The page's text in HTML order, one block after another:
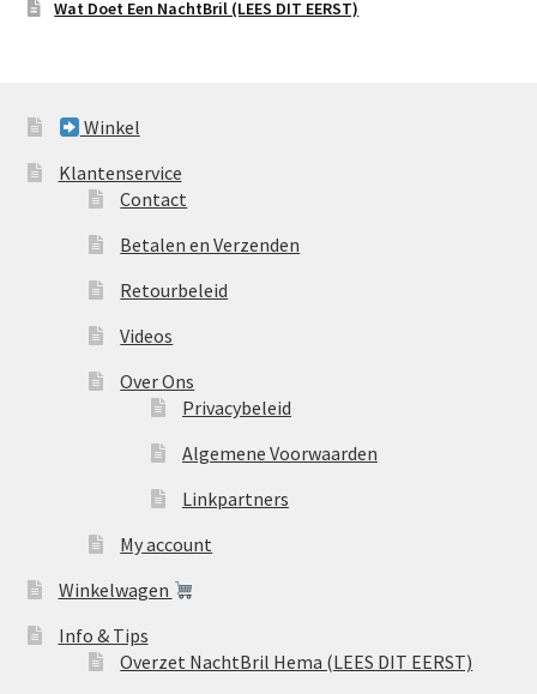
Wat Doet Een NachtBril (LEES DIT EERST)
Winkel
Klantenservice
Contact
Betalen en Verzenden
Retourbeleid
Videos
Over Ons
Privacybeleid
Algemene Voorwaarden
Linkpartners
My account
Winkelwagen
Info & Tips
Overzet NachtBril Hema (LEES DIT EERST)